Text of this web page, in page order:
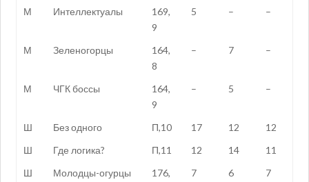
М Интеллектуалы
169,
9
5 – –
М Зеленогорцы
164,
8
– 7 –
М ЧГК боссы
164,
9
– 5 –
Ш Без одного П,10 17 12
12
Ш
Где логика? П,11 12 14
11
Ш
Молодцы-огурцы
176,
7 6 7